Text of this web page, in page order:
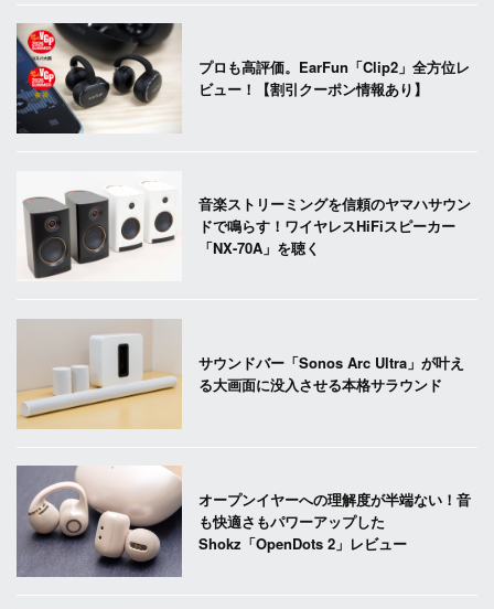
プロも高評価。EarFun「Clip2」全方位レ
ビュー！【割引クーポン情報あり】
音楽ストリーミングを信頼のヤマハサウン
ドで鳴らす！ワイヤレスHiFiスピーカー
「NX-70A」を聴く
サウンドバー「Sonos Arc Ultra」が叶え
る大画面に没入させる本格サラウンド
オープンイヤーへの理解度が半端ない！音
も快適さもパワーアップした
Shokz「OpenDots 2」レビュー